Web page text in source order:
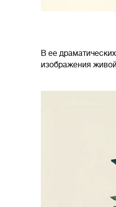
В ее
изображения